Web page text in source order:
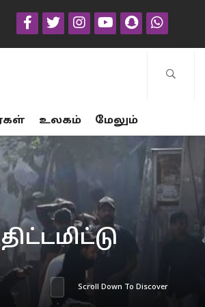
உலகம் மேலும்
Scroll Down To Discover